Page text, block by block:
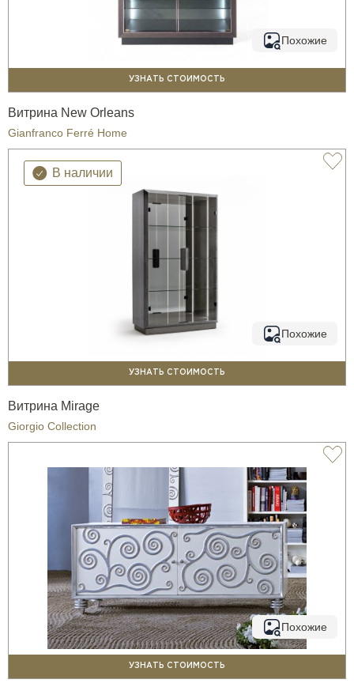
Похожие
УЗНАТЬ СТОИМОСТЬ
Витрина New Orleans
Gianfranco Ferré Home
В наличии
Похожие
УЗНАТЬ СТОИМОСТЬ
Витрина Mirage
Giorgio Collection
Похожие
УЗНАТЬ СТОИМОСТЬ